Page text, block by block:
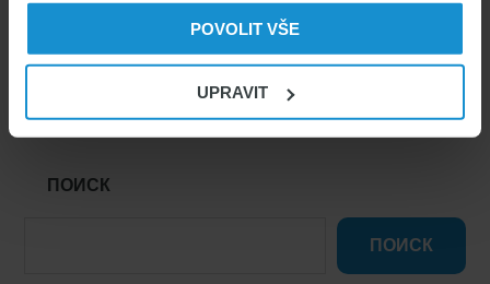
POVOLIT VŠE
UPRAVIT
Чешский язык для иностранцев
ПОИСК
ПОИСК